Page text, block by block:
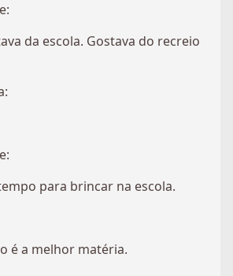
da escola. Gostava do recreio
para brincar na escola.
é a melhor matéria.